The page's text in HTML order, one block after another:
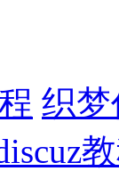
织